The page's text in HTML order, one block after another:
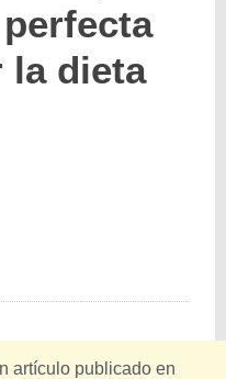
la dieta
artículo publicado en